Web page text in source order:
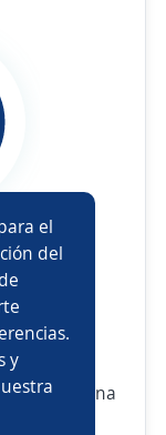
el
del
y
haya una